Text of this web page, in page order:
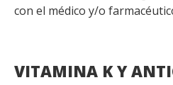
con el médico y/o
VITAMINA K Y